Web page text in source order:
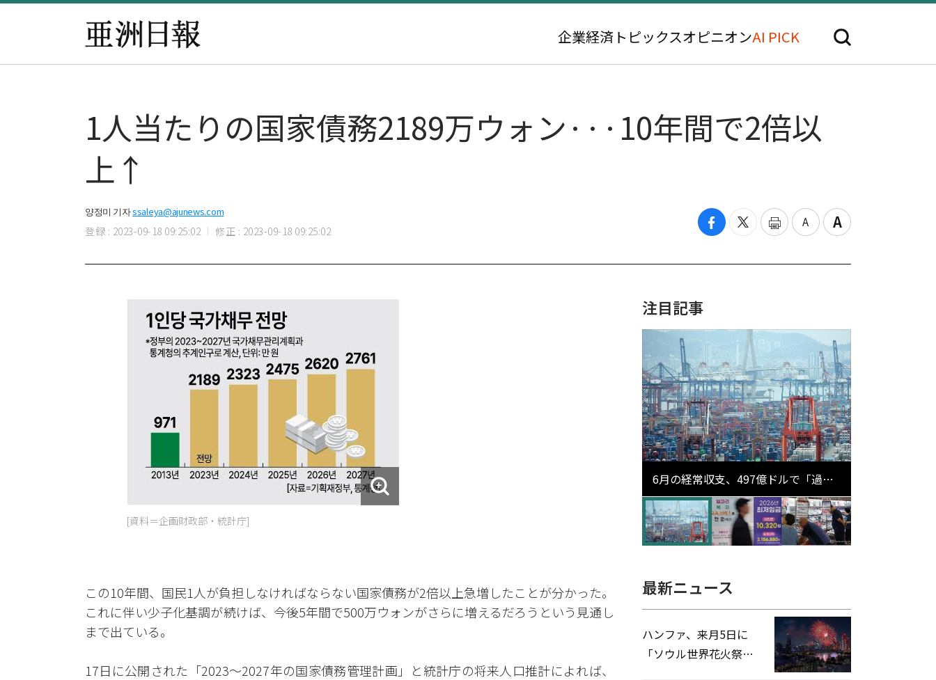
企業経済 トピックスオピニオンAI PICK
1人当たりの国家債務2189万ウォン···10年間で2倍以
上↑
양정미 기자ssaleya@ajunews.com
登録 : 2023-09-18 09:25:02 修正 : 2023-09-18 09:25:02
[資料＝企画財政部・統計庁]
この10年間、国民1人が負担しなければならない国家債務が2倍以上急増したことが分かった。
これに伴い少子化基調が続けば、今後5年間で500万ウォンがさらに増えるだろうという見通し
まで出ている。
17日に公開された「2023～2027年の国家債務管理計画」と統計庁の将来人口推計によれば、
注目記事
6月の経常収支、497億ドルで「過去
最大」…輸出が初の1000億ドル突破
最新ニュース
ハンファ、来月5日に
「ソウル世界花火祭り